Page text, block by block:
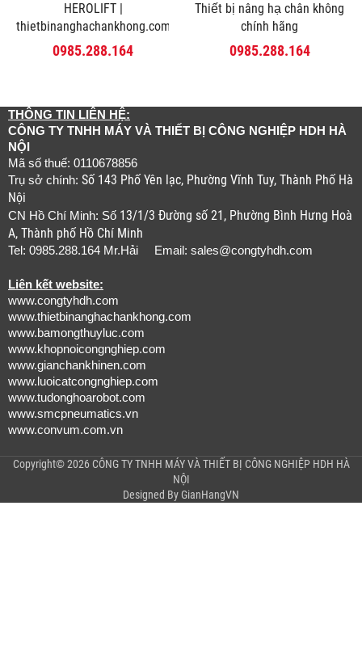
HEROLIFT |
thietbinanghachankhong.com
0985.288.164
Thiết bị nâng hạ chân không
chính hãng
0985.288.164
THÔNG TIN LIÊN HỆ:
CÔNG TY TNHH MÁY VÀ THIẾT BỊ CÔNG NGHIỆP HDH HÀ
NỘI
Mã số thuế: 0110678856
Trụ sở chính: Số 143 Phố Yên lạc, Phường Vĩnh Tuy, Thành Phố Hà
Nội
CN Hồ Chí Minh: Số 13/1/3 Đường số 21, Phường Bình Hưng Hoà
A, Thành phố Hồ Chí Minh
Tel: 0985.288.164 Mr.Hải Email: sales@congtyhdh.com
Liên kết website:
www.congtyhdh.com
www.thietbinanghachankhong.com
www.bamongthuyluc.com
www.khopnoicongnghiep.com
www.gianchankhinen.com
www.luoicatcongnghiep.com
www.tudonghoarobot.com
www.smcpneumatics.vn
www.convum.com.vn
Copyright© 2026 CÔNG TY TNHH MÁY VÀ THIẾT BỊ CÔNG NGHIỆP HDH HÀ
NỘI
Designed By GianHangVN